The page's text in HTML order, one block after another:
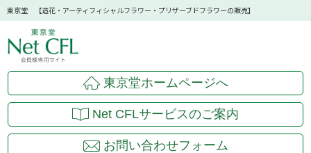
東京堂 【造花・アーティフィシャルフラワー・プリザーブドフラワーの販売】
東京堂ホームページへ
Net CFLサービスのご案内
お問い合わせフォーム